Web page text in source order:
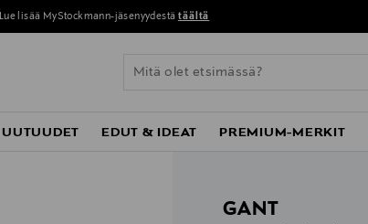
Lue lisää MyStockmann-jäsenyydestä täältä
UUTUUDET EDUT & IDEAT PREMIUM-MERKIT
GANT